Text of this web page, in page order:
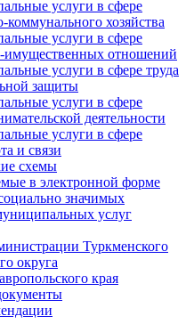
услуги в сфере
хозяйства
услуги в сфере
имущественных отношений
услуги в сфере труда
защиты
услуги в сфере
деятельности
услуги в сфере
и связи
схемы
в электронной форме
значимых
услуг
Туркменского
округа
края